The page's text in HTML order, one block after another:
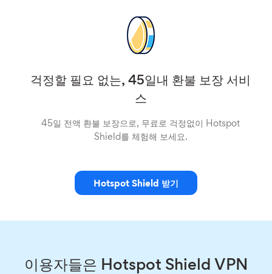
걱정할 필요 없는, 45일내 환불 보장 서비
스
45일 전액 환불 보장으로, 무료로 걱정없이 Hotspot
Shield를 체험해 보세요.
Hotspot Shield 받기
이용자들은 Hotspot Shield VPN